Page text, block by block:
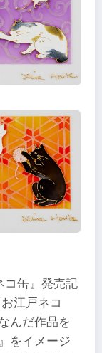
コ缶』発売記
江戸ネコ
んだ作品を
をイメージ